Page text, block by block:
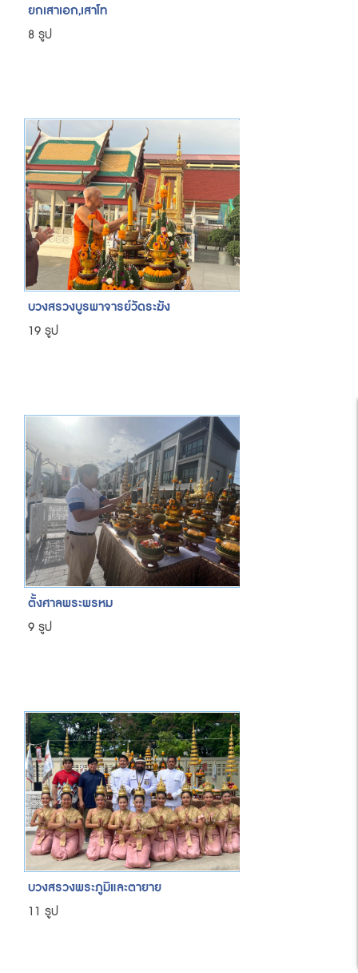
ยกเสาเอก,เสาโท
8 รูป
บวงสรวงบูรพาจารย์วัดระฆัง
19 รูป
ตั้งศาลพระพรหม
9 รูป
บวงสรวงพระภูมิและตายาย
11 รูป